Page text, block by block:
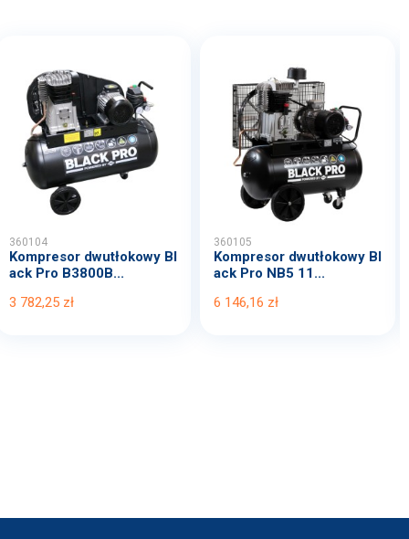
360104
Kompresor dwutłokowy Bl
ack Pro B3800B...
3 782,25 zł
360105
Kompresor dwutłokowy Bl
ack Pro NB5 11...
6 146,16 zł